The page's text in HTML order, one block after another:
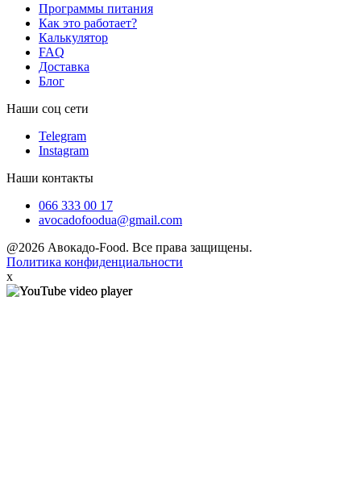
Программы питания
Как это работает?
Калькулятор
FAQ
Доставка
Блог
Наши соц сети
Telegram
Instagram
Наши контакты
066 333 00 17
avocadofoodua@gmail.com
@2026 Авокадо-Food. Все права защищены.
Политика конфиденциальности
x